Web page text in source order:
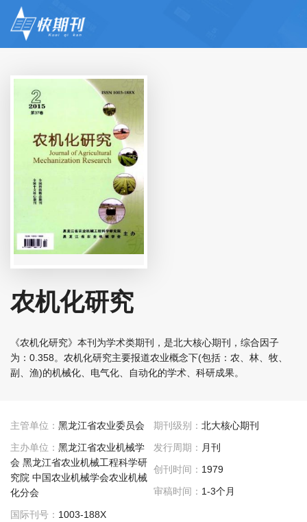
农机化研究
《农机化研究》本刊为学术类期刊，是北大核心期刊，综合因子
为：0.358。农机化研究主要报道农业概念下(包括：农、林、牧、
副、渔)的机械化、电气化、自动化的学术、科研成果。
主管单位： 黑龙江省农业委员会
主办单位： 黑龙江省农业机械学
会 黑龙江省农业机械工程科学研
究院 中国农业机械学会农业机械
化分会
国际刊号： 1003-188X
期刊级别： 北大核心期刊
发行周期： 月刊
创刊时间： 1979
审稿时间： 1-3个月